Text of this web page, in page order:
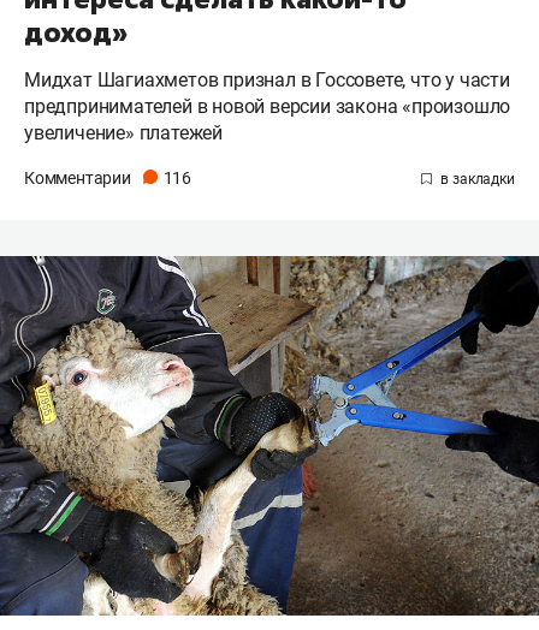
доход»
Мидхат Шагиахметов признал в Госсовете, что у части
предпринимателей в новой версии закона «произошло
увеличение» платежей
Комментарии 116